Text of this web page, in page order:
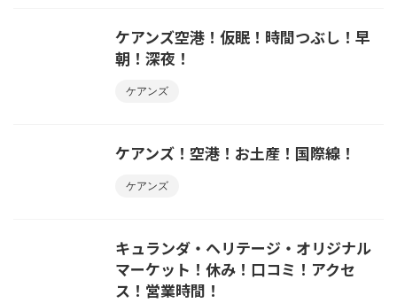
ケアンズ空港！仮眠！時間つぶし！早
朝！深夜！
ケアンズ
ケアンズ！空港！お土産！国際線！
ケアンズ
キュランダ・ヘリテージ・オリジナル
マーケット！休み！口コミ！アクセ
ス！営業時間！